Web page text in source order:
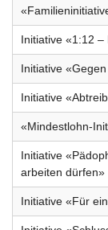
Initiative «1:12
Initiative
Initiative
«Mindestlohn-
Initiative
arbeiten dürfen»
Initiative «Für